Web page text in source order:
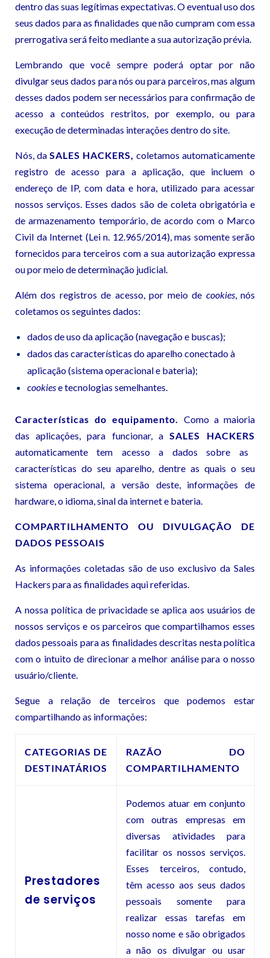
dentro das suas legítimas expectativas. O eventual uso dos
seus dados para as finalidades que não cumpram com essa
prerrogativa será feito mediante a sua autorização prévia.
Lembrando que você sempre poderá optar por não
divulgar seus dados para nós ou para parceiros, mas algum
desses dados podem ser necessários para confirmação de
acesso a conteúdos restritos, por exemplo, ou para
execução de determinadas interações dentro do site.
Nós, da SALES HACKERS, coletamos automaticamente
registro de acesso para a aplicação, que incluem o
endereço de IP, com data e hora, utilizado para acessar
nossos serviços. Esses dados são de coleta obrigatória e
de armazenamento temporário, de acordo com o Marco
Civil da Internet (Lei n. 12.965/2014), mas somente serão
fornecidos para terceiros com a sua autorização expressa
ou por meio de determinação judicial.
Além dos registros de acesso, por meio de cookies, nós
coletamos os seguintes dados:
dados de uso da aplicação (navegação e buscas);
dados das características do aparelho conectado à
aplicação (sistema operacional e bateria);
cookiese tecnologias semelhantes.
Características do equipamento. Como a maioria
das aplicações, para funcionar, a SALES HACKERS
automaticamente tem acesso a dados sobre as
características do seu aparelho, dentre as quais o seu
sistema operacional, a versão deste, informações de
hardware, o idioma, sinal da internet e bateria.
COMPARTILHAMENTO OU DIVULGAÇÃO DE
DADOS PESSOAIS
As informações coletadas são de uso exclusivo da Sales
Hackers para as finalidades aqui referidas.
A nossa política de privacidade se aplica aos usuários de
nossos serviços e os parceiros que compartilhamos esses
dados pessoais para as finalidades descritas nesta política
com o intuito de direcionar a melhor análise para o nosso
usuário/cliente.
Segue a relação de terceiros que podemos estar
compartilhando as informações:
CATEGORIAS DE
DESTINATÁRIOS
RAZÃO DO
COMPARTILHAMENTO
Prestadores
de serviços
Podemos atuar em conjunto
com outras empresas em
diversas atividades para
facilitar os nossos serviços.
Esses terceiros, contudo,
têm acesso aos seus dados
pessoais somente para
realizar essas tarefas em
nosso nome e são obrigados
a não os divulgar ou usar